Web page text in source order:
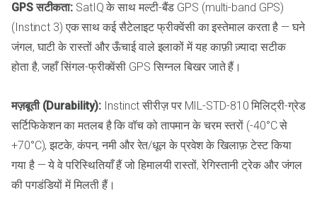
GPS सटीकता: SatIQ के साथ मल्टी-बैंड GPS (multi-band GPS)
(Instinct 3) एक साथ कई सैटेलाइट फ्रीक्वेंसी का इस्तेमाल करता है — घने
जंगल, घाटी के रास्तों और ऊँचाई वाले इलाकों में यह काफ़ी ज़्यादा सटीक
होता है, जहाँ सिंगल-फ्रीक्वेंसी GPS सिग्नल बिखर जाते हैं।
मज़बूती (Durability): Instinct सीरीज़ पर MIL-STD-810 मिलिट्री-ग्रेड
सर्टिफिकेशन का मतलब है कि वॉच को तापमान के चरम स्तरों (-40°C से
+70°C), झटके, कंपन, नमी और रेत/धूल के प्रवेश के खिलाफ़ टेस्ट किया
गया है — ये वे परिस्थितियाँ हैं जो हिमालयी रास्तों, रेगिस्तानी ट्रेक और जंगल
की पगडंडियों में मिलती हैं।